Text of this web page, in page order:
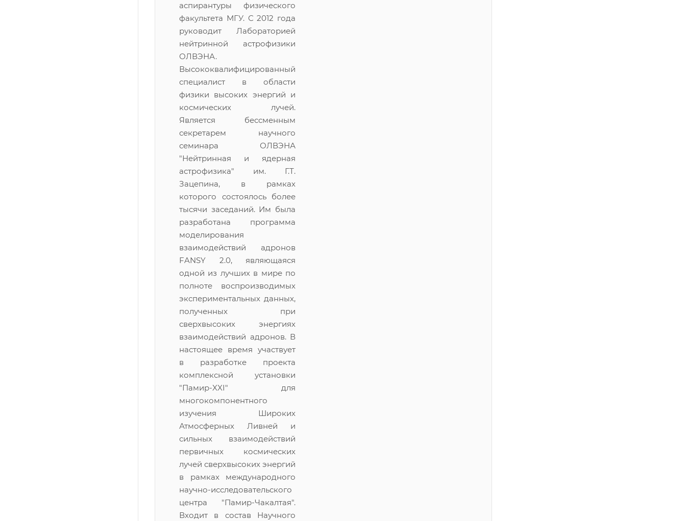
аспирантуры физического
факультета МГУ. С 2012 года
руководит Лабораторией
нейтринной астрофизики
ОЛВЭНА.
Высококвалифицированный
специалист в области
физики высоких энергий и
космических лучей.
Является бессменным
секретарем научного
семинара ОЛВЭНА
"Нейтринная и ядерная
астрофизика" им. Г.Т.
Зацепина, в рамках
которого состоялось более
тысячи заседаний. Им была
разработана программа
моделирования
взаимодействий адронов
FANSY 2.0, являющаяся
одной из лучших в мире по
полноте воспроизводимых
экспериментальных данных,
полученных при
сверхвысоких энергиях
взаимодействий адронов. В
настоящее время участвует
в разработке проекта
комплексной установки
"Памир-XXI" для
многокомпонентного
изучения Широких
Атмосферных Ливней и
сильных взаимодействий
первичных космических
лучей сверхвысоких энергий
в рамках международного
научно-исследовательского
центра "Памир-Чакалтая".
Входит в состав Научного